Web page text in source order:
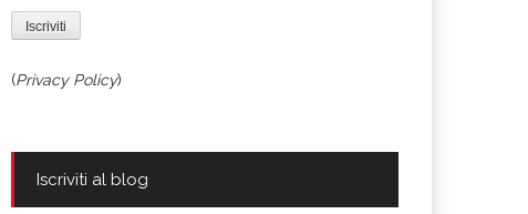
(Privacy Policy)
Iscriviti al blog